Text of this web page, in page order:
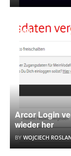
E-MAIL
Arcor Login
wieder her
BY WOJCIECH